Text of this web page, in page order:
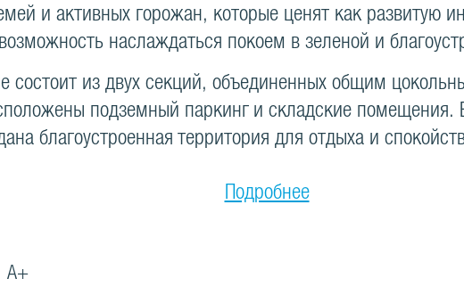
и активных горожан, которые ценят как развитую
наслаждаться покоем в зеленой и
состоит из двух секций, объединенных общим
подземный паркинг и складские помещения.
благоустроенная территория для отдыха и
Подробнее
A+